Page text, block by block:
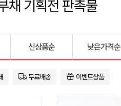
채 기획전 판촉물
신상품순 낮은가격순
무료배송 이벤트상품